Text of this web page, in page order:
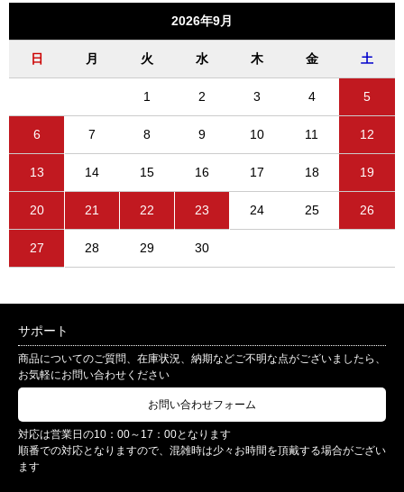
2026年9月
日 月 火 水 木 金 土
1 2 3 4 5
6 7 8 9 10 11 12
13 14 15 16 17 18 19
20 21 22 23 24 25 26
27 28 29 30
サポート
商品についてのご質問、在庫状況、納期などご不明な点がございましたら、
お気軽にお問い合わせください
お問い合わせフォーム
対応は営業日の10：00～17：00となります
順番での対応となりますので、混雑時は少々お時間を頂戴する場合がござい
ます